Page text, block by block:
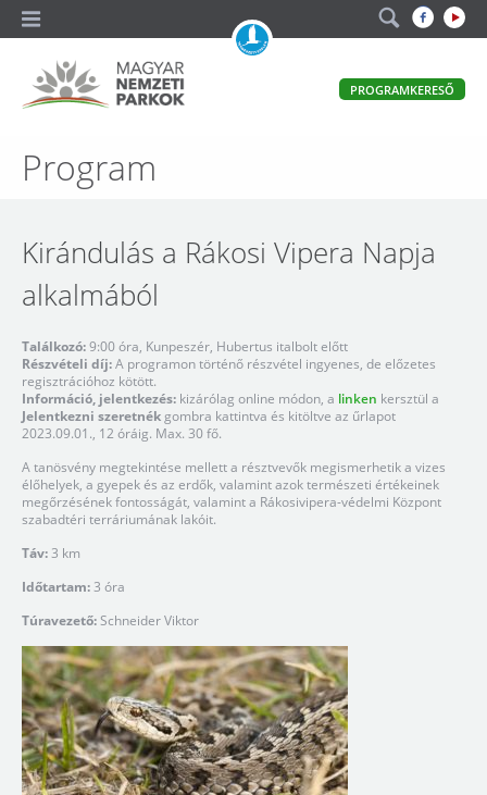
Magyar
Parkok
PROGRAMKERESŐ
Program
Kirándulás a Rákosi Vipera Napja
alkalmából
Találkozó:9:00 óra, Kunpeszér, Hubertus italbolt előtt
Részvételi díj:A programon történő részvétel ingyenes, de előzetes
regisztrációhoz kötött.
Információ, jelentkezés: kizárólag online módon, a linken kersztül a
Jelentkezni szeretnék gombra kattintva és kitöltve az űrlapot
2023.09.01., 12 óráig. Max. 30 fő.
A tanösvény megtekintése mellett a résztvevők megismerhetik a vizes
élőhelyek, a gyepek és az erdők, valamint azok természeti értékeinek
megőrzésének fontosságát, valamint a Rákosivipera-védelmi Központ
szabadtéri terráriumának lakóit.
Táv:3 km
Időtartam:3 óra
Túravezető:Schneider Viktor